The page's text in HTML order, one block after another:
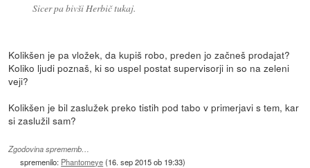
Sicer pa bivši Herbič tukaj.
Kolikšen je pa vložek, da kupiš robo, preden jo začneš prodajat?
Koliko ljudi poznaš, ki so uspel postat supervisorji in so na zeleni
veji?
Kolikšen je bil zaslužek preko tistih pod tabo v primerjavi s tem, kar
si zaslužil sam?
Zgodovina sprememb…
spremenilo: Phantomeye(16. sep 2015 ob 19:33)